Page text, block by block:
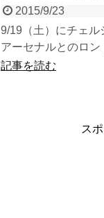
2015/9/23
9/19（土）にチェル
アーセナルとのロ
記事を読む
ス